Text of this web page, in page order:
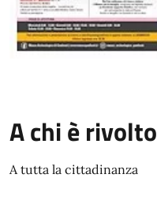
A chi è rivolto
A tutta la cittadinanza